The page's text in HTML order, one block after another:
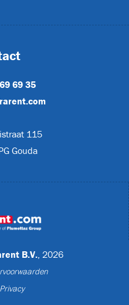
69 35
115
Gouda
B.V., 2026